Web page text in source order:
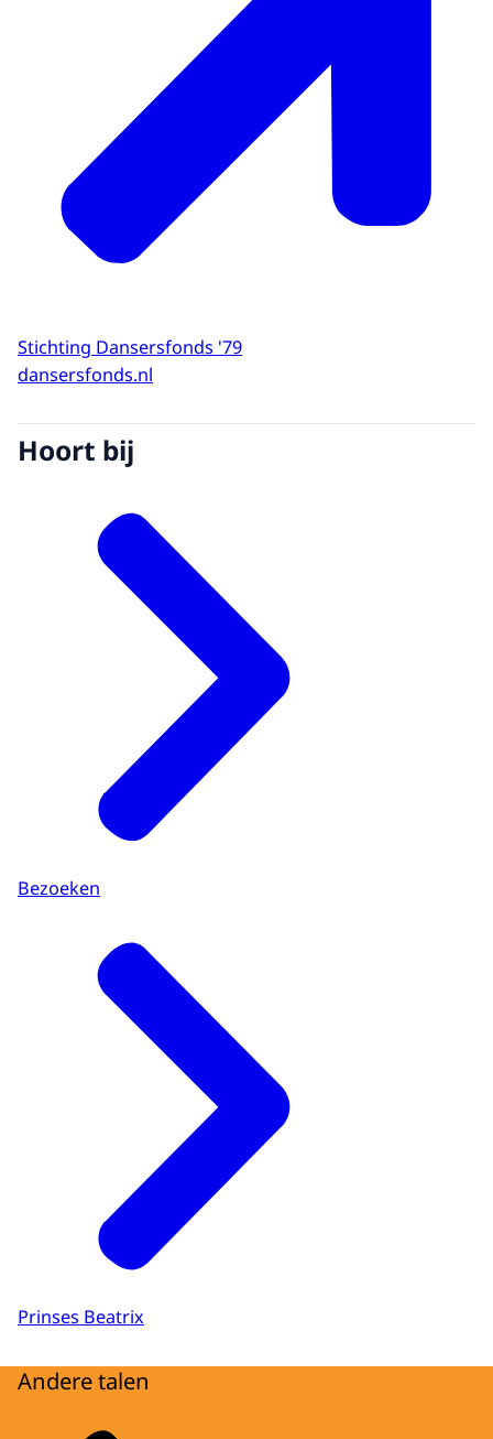
Stichting Dansersfonds '79
dansersfonds.nl
Hoort bij
Bezoeken
Prinses Beatrix
Andere talen